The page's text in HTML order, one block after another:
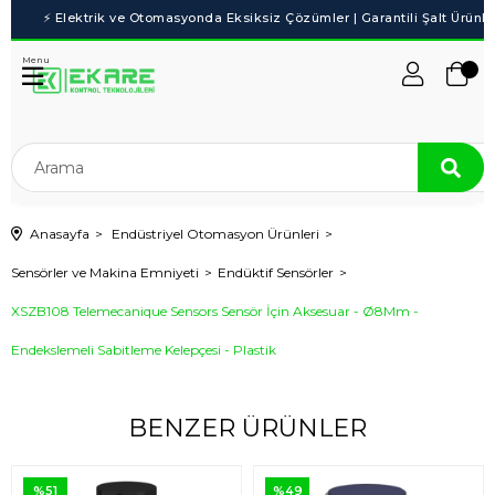
Menu
Anasayfa Endüstriyel Otomasyon Ürünleri
Sensörler ve Makina Emniyeti Endüktif Sensörler
XSZB108 Telemecanique Sensors Sensör İçin Aksesuar - Ø8Mm -
Endekslemeli Sabitleme Kelepçesi - Plastik
BENZER ÜRÜNLER
%51 %49